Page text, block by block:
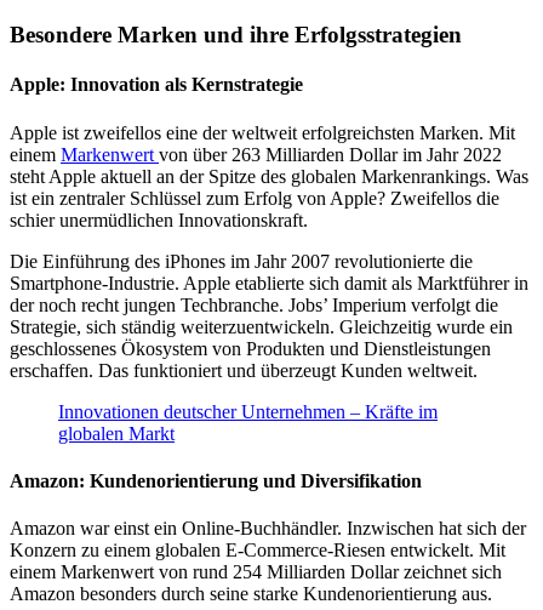
Besondere Marken und ihre Erfolgsstrategien
Apple: Innovation als Kernstrategie
Apple ist zweifellos eine der weltweit erfolgreichsten Marken. Mit
einem Markenwert von über 263 Milliarden Dollar im Jahr 2022
steht Apple aktuell an der Spitze des globalen Markenrankings. Was
ist ein zentraler Schlüssel zum Erfolg von Apple? Zweifellos die
schier unermüdlichen Innovationskraft.
Die Einführung des iPhones im Jahr 2007 revolutionierte die
Smartphone-Industrie. Apple etablierte sich damit als Marktführer in
der noch recht jungen Techbranche. Jobs’ Imperium verfolgt die
Strategie, sich ständig weiterzuentwickeln. Gleichzeitig wurde ein
geschlossenes Ökosystem von Produkten und Dienstleistungen
erschaffen. Das funktioniert und überzeugt Kunden weltweit.
Innovationen deutscher Unternehmen – Kräfte im
globalen Markt
Amazon: Kundenorientierung und Diversifikation
Amazon war einst ein Online-Buchhändler. Inzwischen hat sich der
Konzern zu einem globalen E-Commerce-Riesen entwickelt. Mit
einem Markenwert von rund 254 Milliarden Dollar zeichnet sich
Amazon besonders durch seine starke Kundenorientierung aus.